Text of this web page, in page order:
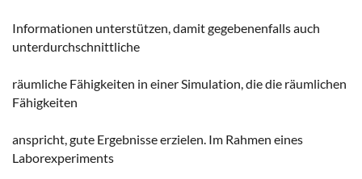
Informationen unterstützen, damit gegebenenfalls auch
unterdurchschnittliche
räumliche Fähigkeiten in einer Simulation, die die räumlichen
Fähigkeiten
anspricht, gute Ergebnisse erzielen. Im Rahmen eines
Laborexperiments